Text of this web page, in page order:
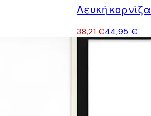
Λευκή κορνίζα
38,21 €44,95 €